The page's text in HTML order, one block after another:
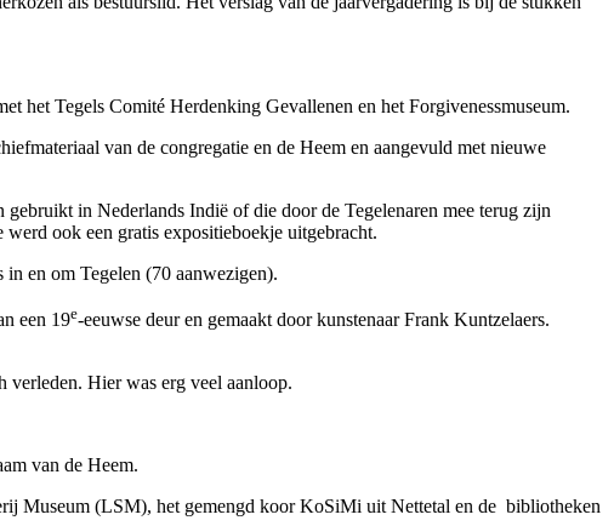
Tegels Comité Herdenking Gevallenen en het Forgivenessmuseum.
van de congregatie en de Heem en aangevuld met nieuwe
in Nederlands Indië of die door de Tegelenaren mee terug zijn
ook een gratis expositieboekje uitgebracht.
en om Tegelen (70 aanwezigen).
een 19e-eeuwse deur en gemaakt door kunstenaar Frank Kuntzelaers.
Hier was erg veel aanloop.
van de Heem.
Museum (LSM), het gemengd koor KoSiMi uit Nettetal en de bibliotheken